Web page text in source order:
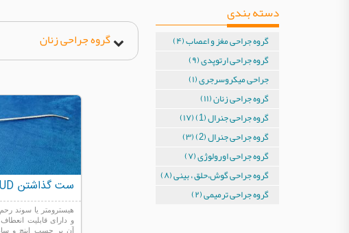
گروه جراحی زنان
ست گذاشتن IUD
هیسترومتر یا سوند
و دارای قابلیت
آن بر حسب اینچ و
دسته بندی
گروه جراحی مغز و اعصاب (۴)
گروه جراحی ارتوپدی (۹)
جراحی میکروسرجری (۱)
گروه جراحی زنان (۱۱)
گروه جراحی جنرال (1) (۱۷)
گروه جراحی جنرال (2) (۳)
گروه جراحی اورولوژی (۷)
گروه جراحی گوش،حلق ، بینی (۸)
گروه جراحی ترمیمی (۲)